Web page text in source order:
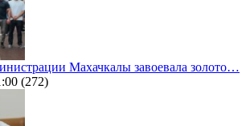
Махачкалы завоевала золото…
(272)